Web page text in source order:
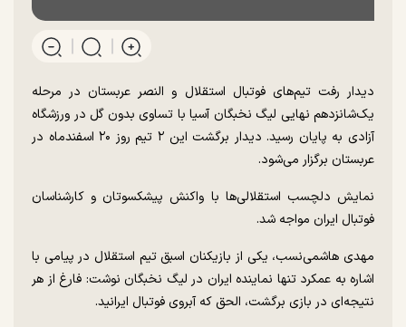
دیدار رفت تیم‌های فوتبال استقلال و النصر عربستان در مرحله
یک‌شانزدهم نهایی لیگ نخبگان آسیا با تساوی بدون گل در ورزشگاه
آزادی به پایان رسید. دیدار برگشت این ۲ تیم روز ۲۰ اسفندماه در
عربستان برگزار می‌شود.
نمایش دلچسب استقلالی‌ها با واکنش پیشکسوتان و کارشناسان
فوتبال ایران مواجه شد.
مهدی هاشمی‌نسب، یکی از بازیکنان اسبق تیم استقلال در پیامی با
اشاره به عمکرد تنها نماینده ایران در لیگ نخبگان نوشت: فارغ از هر
نتیجه‌ای در بازی برگشت، الحق که آبروی فوتبال ایرانید.